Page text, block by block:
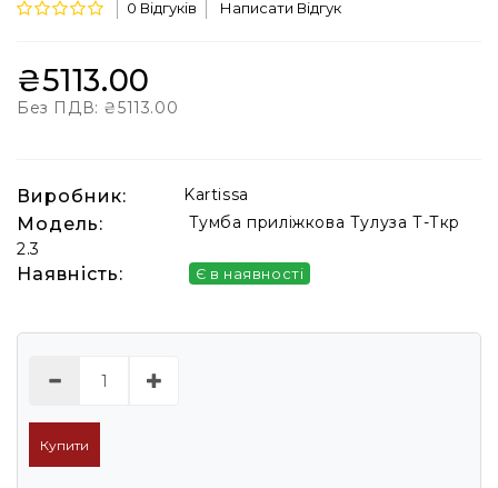
0 Відгуків Написати Відгук
₴5113.00
Без ПДВ: ₴5113.00
Виробник: Kartissa
Модель:
Тумба приліжкова Тулуза Т-Ткр
2.3
Наявність: Є в наявності
Купити